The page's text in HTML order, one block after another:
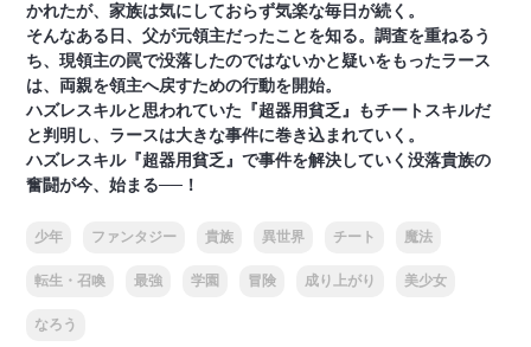
かれたが、家族は気にしておらず気楽な毎日が続く。
そんなある日、父が元領主だったことを知る。調査を重ねるう
ち、現領主の罠で没落したのではないかと疑いをもったラース
は、両親を領主へ戻すための行動を開始。
ハズレスキルと思われていた『超器用貧乏』もチートスキルだ
と判明し、ラースは大きな事件に巻き込まれていく。
ハズレスキル『超器用貧乏』で事件を解決していく没落貴族の
奮闘が今、始まる──！
少年 ファンタジー 貴族 異世界 チート 魔法
転生・召喚 最強 学園 冒険 成り上がり 美少女
なろう